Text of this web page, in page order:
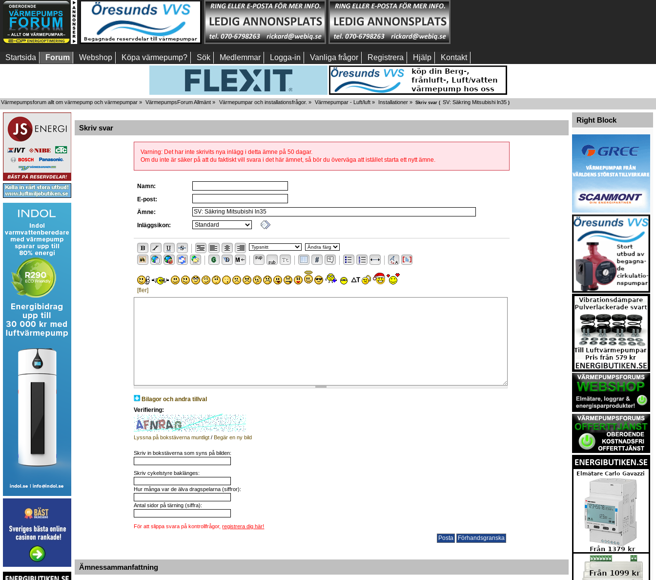
Startsida Forum Webshop Köpa värmepump? Sök Medlemmar Logga-in Vanliga frågor Registrera Hjälp Kontakt
Värmepumpsforum allt om värmepump och värmepumpar » VärmepumpsForum Allmänt » Värmepumpar och installationsfrågor. » Värmepumpar - Luft/luft» Installationer » Skriv svar ( SV: Säkring Mitsubishi ln35)
Skriv svar
Varning: Det har inte skrivits nya inlägg i detta ämne på 50 dagar.
Om du inte är säker på att du faktiskt vill svara i det här ämnet, så bör du överväga att istället starta ett nytt ämne.
Namn:
E-post:
Ämne:
Inläggsikon:
[fler]
Bilagor och andra tillval
Verifiering:
Lyssna på bokstäverna muntligt /Begär en ny bild
Skriv in bokstäverna som syns på bilden:
Skriv cykelstyre baklänges:
Hur många var de älva dragspelarna (siffror):
Antal sidor på tärning (siffra):
För att slippa svara på kontrollfrågor,registrera dig här!
Ämnessammanfattning
Right Block